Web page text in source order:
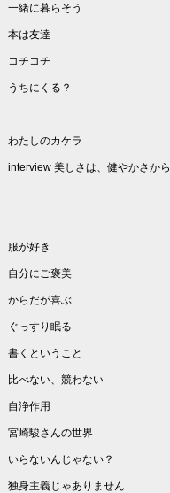
一緒に暮らそう
本は友達
コチコチ
うちにくる？
わたしのカケラ
interview 美しさは、健やかさから
服が好き
自分にご褒美
からだが喜ぶ
ぐっすり眠る
書くということ
比べない、競わない
自浄作用
宮崎駿さんの世界
いらないんじゃない？
独身主義じゃありません